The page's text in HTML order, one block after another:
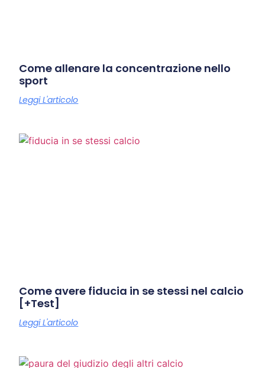
Come allenare la concentrazione nello
sport
Leggi L'articolo
Come avere fiducia in se stessi nel calcio
[+Test]
Leggi L'articolo